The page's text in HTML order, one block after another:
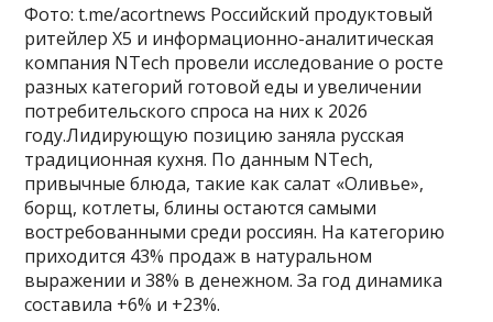
Фото: t.me/acortnews Российский продуктовый
ритейлер X5 и информационно-аналитическая
компания NTech провели исследование о росте
разных категорий готовой еды и увеличении
потребительского спроса на них к 2026
году.Лидирующую позицию заняла русская
традиционная кухня. По данным NTech,
привычные блюда, такие как салат «Оливье»,
борщ, котлеты, блины остаются самыми
востребованными среди россиян. На категорию
приходится 43% продаж в натуральном
выражении и 38% в денежном. За год динамика
составила +6% и +23%.